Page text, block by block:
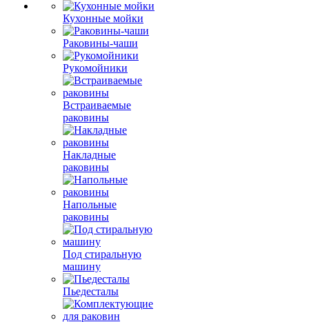
Кухонные мойки
Раковины-чаши
Рукомойники
Встраиваемые
раковины
Накладные
раковины
Напольные
раковины
Под стиральную
машину
Пьедесталы